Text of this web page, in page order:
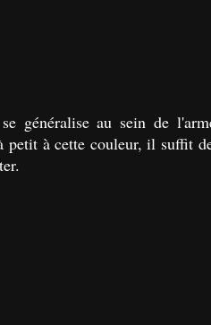
généralise au sein de
petit à cette couleur, il suffit